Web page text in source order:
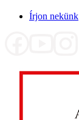
Írjon nekünk